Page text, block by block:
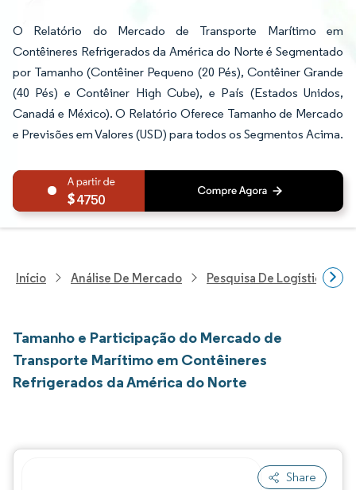
O Relatório do Mercado de Transporte Marítimo em
Contêineres Refrigerados da América do Norte é Segmentado
por Tamanho (Contêiner Pequeno (20 Pés), Contêiner Grande
(40 Pés) e Contêiner High Cube), e País (Estados Unidos,
Canadá e México). O Relatório Oferece Tamanho de Mercado
e Previsões em Valores (USD) para todos os Segmentos Acima.
4750
Início Análise De Mercado Pesquisa De Logística
Tamanho e Participação do Mercado de
Transporte Marítimo em Contêineres
Refrigerados da América do Norte
Share